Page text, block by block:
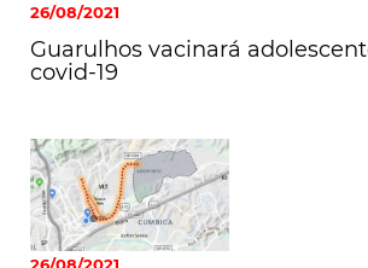
26/08/2021
Guarulhos vacinará
covid-19
26/08/2021